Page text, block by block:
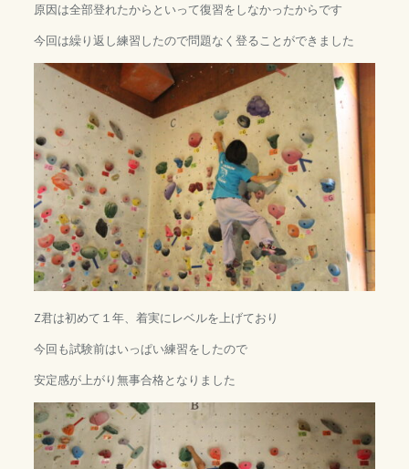
原因は全部登れたからといって復習をしなかったからです
今回は繰り返し練習したので問題なく登ることができました
Z君は初めて１年、着実にレベルを上げており
今回も試験前はいっぱい練習をしたので
安定感が上がり無事合格となりました